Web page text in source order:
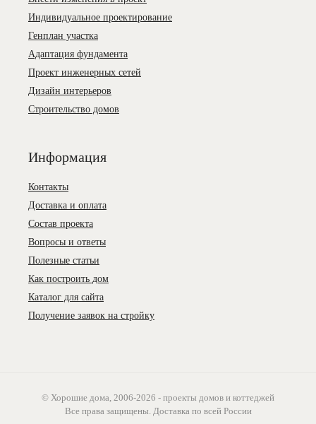
Индивидуальное проектирование
Генплан участка
Адаптация фундамента
Проект инженерных сетей
Дизайн интерьеров
Строительство домов
Информация
Контакты
Доставка и оплата
Состав проекта
Вопросы и ответы
Полезные статьи
Как построить дом
Каталог для сайта
Получение заявок на стройку
© Хорошие дома, 2006-2026 - проекты домов и коттеджей
Все права защищены. Доставка по всей России